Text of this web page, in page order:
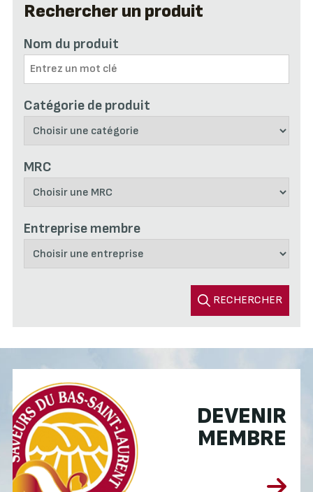
Rechercher un produit
Nom du produit
Catégorie de produit
MRC
Entreprise membre
RECHERCHER
DEVENIR
MEMBRE